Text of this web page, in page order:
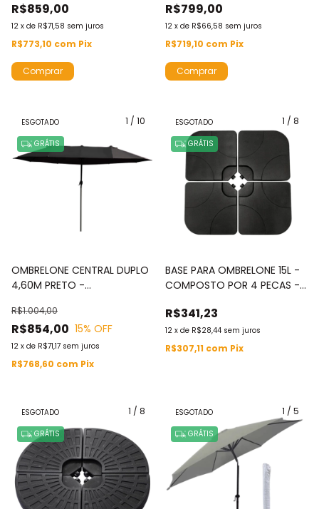
R$859,00
12 x de R$71,58 sem juros
R$773,10 com Pix
Comprar
R$799,00
12 x de R$66,58 sem juros
R$719,10 com Pix
Comprar
1 / 10
ESGOTADO
GRÁTIS
OMBRELONE CENTRAL DUPLO
4,60M PRETO -
R$854,00
R$1.004,00
15% OFF
12 x de R$71,17 sem juros
R$768,60 com Pix
1 / 8
ESGOTADO
GRÁTIS
BASE PARA OMBRELONE 15L -
COMPOSTO POR 4 PECAS -
R$341,23
12 x de R$28,44 sem juros
R$307,11 com Pix
1 / 8
ESGOTADO
GRÁTIS
1 / 5
ESGOTADO
GRÁTIS